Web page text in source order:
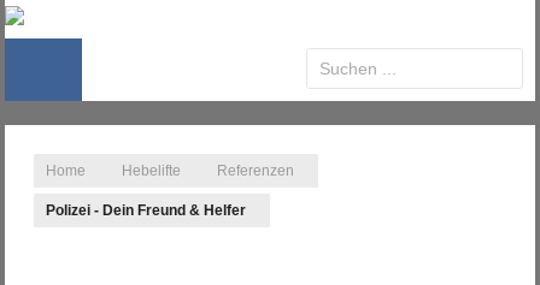
Home Hebelifte Referenzen
Polizei - Dein Freund & Helfer